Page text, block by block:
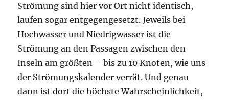
Strömung sind hier vor Ort nicht identisch,
laufen sogar entgegengesetzt. Jeweils bei
Hochwasser und Niedrigwasser ist die
Strömung an den Passagen zwischen den
Inseln am größten – bis zu 10 Knoten, wie uns
der Strömungskalender verrät. Und genau
dann ist dort die höchste Wahrscheinlichkeit,